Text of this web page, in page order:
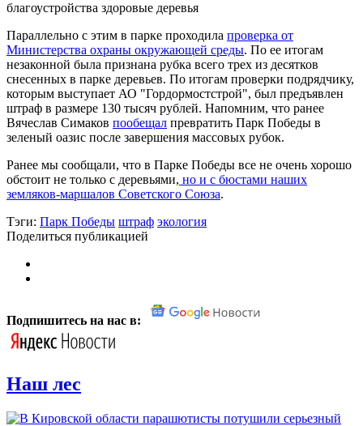
благоустройства здоровые деревья
Параллельно с этим в парке проходила проверка от
Министерства охраны окружающей среды. По ее итогам
незаконной была признана рубка всего трех из десятков
снесенных в парке деревьев. По итогам проверки подрядчику,
которым выступает АО "Гордормостстрой", был предъявлен
штраф в размере 130 тысяч рублей. Напомним, что ранее
Вячеслав Симаков пообещал превратить Парк Победы в
зеленый оазис после завершения массовых рубок.
Ранее мы сообщали, что в Парке Победы все не очень хорошо
обстоит не только с деревьями, но и с бюстами наших
земляков-маршалов Советского Союза.
Тэги: Парк Победы штраф экология
Поделиться публикацией
Подпишитесь на нас в:
Наш лес